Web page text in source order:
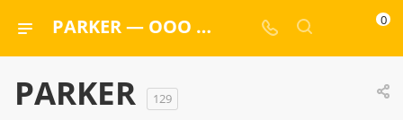
PARKER — ООО «ГИДРАМАКС» 0
PARKER 129